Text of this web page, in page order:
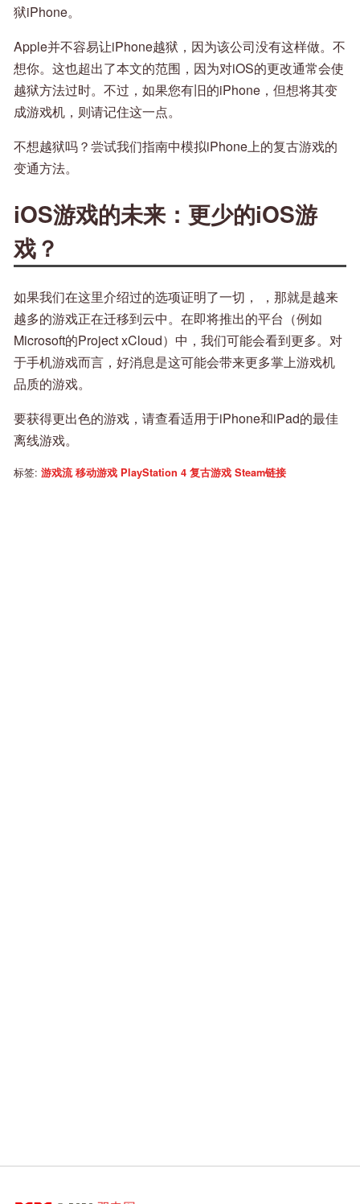
狱iPhone。
Apple并不容易让iPhone越狱，因为该公司没有这样做。不
想你。这也超出了本文的范围，因为对iOS的更改通常会使
越狱方法过时。不过，如果您有旧的iPhone，但想将其变
成游戏机，则请记住这一点。
不想越狱吗？尝试我们指南中模拟iPhone上的复古游戏的
变通方法。
iOS游戏的未来：更少的iOS游
戏？
如果我们在这里介绍过的选项证明了一切， ，那就是越来
越多的游戏正在迁移到云中。在即将推出的平台（例如
Microsoft的Project xCloud）中，我们可能会看到更多。对
于手机游戏而言，好消息是这可能会带来更多掌上游戏机
品质的游戏。
要获得更出色的游戏，请查看适用于iPhone和iPad的最佳
离线游戏。
标签: 游戏流 移动游戏 PlayStation 4 复古游戏 Steam链接